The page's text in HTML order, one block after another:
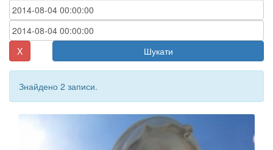
X Шукати
Знайдено 2 записи.